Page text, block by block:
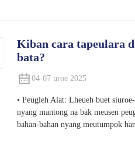
Kiban cara tapeulara
bata?
04-07 uroe 2025
• Peugleh Alat: Lheueh buet
nyang mantong na bak meusen
bahan-bahan nyang meutumpok